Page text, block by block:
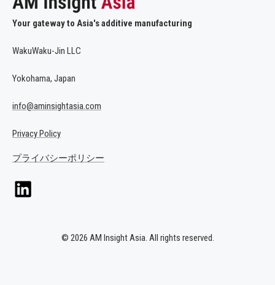
Your gateway to Asia's additive manufacturing
WakuWaku-Jin LLC
Yokohama, Japan
info@aminsightasia.com
Privacy Policy
プライバシーポリシー
© 2026 AM Insight Asia. All rights reserved.